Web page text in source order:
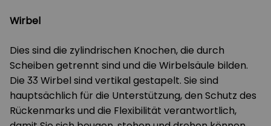
Wirbel
Dies sind die zylindrischen Knochen, die durch
Scheiben getrennt sind und die Wirbelsäule bilden.
Die 33 Wirbel sind vertikal gestapelt. Sie sind
hauptsächlich für die Unterstützung, den Schutz des
Rückenmarks und die Flexibilität verantwortlich,